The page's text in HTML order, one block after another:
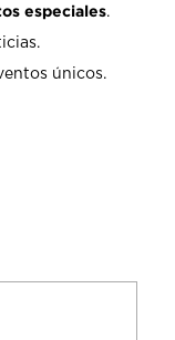
especiales.
únicos.